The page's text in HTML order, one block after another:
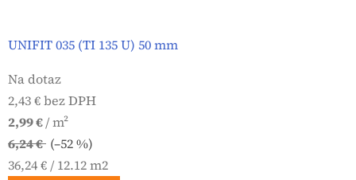
UNIFIT 035 (TI 135 U) 50 mm
Na dotaz
2,43 € bez DPH
2,99 €/ m²
6,24 € (–52 %)
Jednotková
36,24 € / 12.12 m2